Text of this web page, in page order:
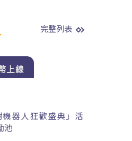
完整列表
上線
器人狂歡盛典」活
池